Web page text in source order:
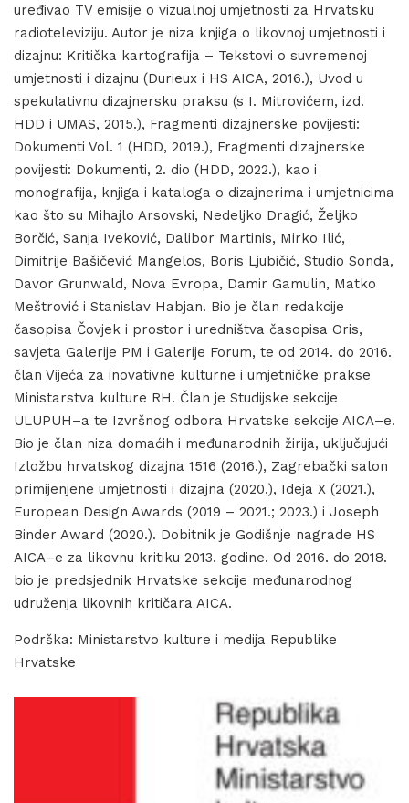
uređivao TV emisije o vizualnoj umjetnosti za Hrvatsku
radioteleviziju. Autor je niza knjiga o likovnoj umjetnosti i
dizajnu: Kritička kartografija – Tekstovi o suvremenoj
umjetnosti i dizajnu (Durieux i HS AICA, 2016.), Uvod u
spekulativnu dizajnersku praksu (s I. Mitrovićem, izd.
HDD i UMAS, 2015.), Fragmenti dizajnerske povijesti:
Dokumenti Vol. 1 (HDD, 2019.), Fragmenti dizajnerske
povijesti: Dokumenti, 2. dio (HDD, 2022.), kao i
monografija, knjiga i kataloga o dizajnerima i umjetnicima
kao što su Mihajlo Arsovski, Nedeljko Dragić, Željko
Borčić, Sanja Iveković, Dalibor Martinis, Mirko Ilić,
Dimitrije Bašičević Mangelos, Boris Ljubičić, Studio Sonda,
Davor Grunwald, Nova Evropa, Damir Gamulin, Matko
Meštrović i Stanislav Habjan. Bio je član redakcije
časopisa Čovjek i prostor i uredništva časopisa Oris,
savjeta Galerije PM i Galerije Forum, te od 2014. do 2016.
član Vijeća za inovativne kulturne i umjetničke prakse
Ministarstva kulture RH. Član je Studijske sekcije
ULUPUH–a te Izvršnog odbora Hrvatske sekcije AICA–e.
Bio je član niza domaćih i međunarodnih žirija, uključujući
Izložbu hrvatskog dizajna 1516 (2016.), Zagrebački salon
primijenjene umjetnosti i dizajna (2020.), Ideja X (2021.),
European Design Awards (2019 – 2021.; 2023.) i Joseph
Binder Award (2020.). Dobitnik je Godišnje nagrade HS
AICA–e za likovnu kritiku 2013. godine. Od 2016. do 2018.
bio je predsjednik Hrvatske sekcije međunarodnog
udruženja likovnih kritičara AICA.
Podrška: Ministarstvo kulture i medija Republike
Hrvatske